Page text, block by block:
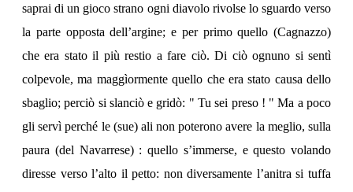
saprai di un gioco strano ogni diavolo rivolse lo sguardo verso
la parte opposta dell’argine; e per primo quello (Cagnazzo)
che era stato il più restio a fare ciò. Di ciò ognuno si sentì
colpevole, ma maggìormente quello che era stato causa dello
sbaglio; perciò si slanciò e gridò: " Tu sei preso ! " Ma a poco
gli servì perché le (sue) ali non poterono avere la meglio, sulla
paura (del Navarrese) : quello s’immerse, e questo volando
diresse verso l’alto il petto: non diversamente l’anitra si tuffa